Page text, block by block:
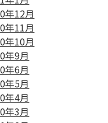
年12月
年11月
年10月
年9月
年6月
年5月
年4月
年3月